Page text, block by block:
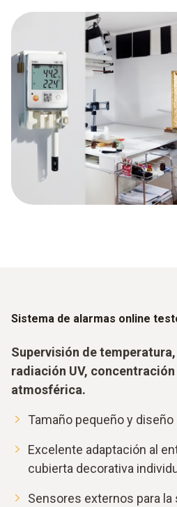
Sistema de alarmas online
Supervisión de
radiación UV, concentración
atmosférica.
Tamaño pequeño y
Excelente adaptación al
cubierta decorativa
Sensores externos para la